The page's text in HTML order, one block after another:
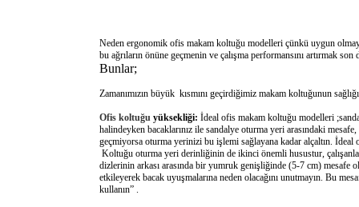
Neden ergonomik ofis makam koltuğu modelleri çünkü uygun
bu ağrıların önüne geçmenin ve çalışma performansını artırmak
Bunlar;
Zamanımızın büyük kısmını geçirdiğimiz makam koltuğunun
Ofis koltuğu yüksekliği: İdeal ofis makam koltuğu modelleri
halindeyken bacaklarınız ile sandalye oturma yeri arasındaki
geçmiyorsa oturma yerinizi bu işlemi sağlayana kadar alçaltın.
Koltuğu oturma yeri derinliğinin de ikinci önemli husustur,
dizlerinin arkası arasında bir yumruk genişliğinde (5-7 cm) mesafe
etkileyerek bacak uyuşmalarına neden olacağını unutmayın. Bu
kullanın” .